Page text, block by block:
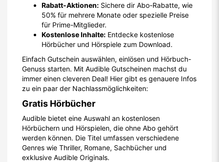
Rabatt-Aktionen: Sichere dir Abo-Rabatte, wie
50% für mehrere Monate oder spezielle Preise
für Prime-Mitglieder.
Kostenlose Inhalte: Entdecke kostenlose
Hörbücher und Hörspiele zum Download.
Einfach Gutschein auswählen, einlösen und Hörbuch-
Genuss starten. Mit Audible Gutscheinen machst du
immer einen cleveren Deal! Hier gibt es genauere Infos
zu ein paar der Nachlassmöglichkeiten:
Gratis Hörbücher
Audible bietet eine Auswahl an kostenlosen
Hörbüchern und Hörspielen, die ohne Abo gehört
werden können. Die Titel umfassen verschiedene
Genres wie Thriller, Romane, Sachbücher und
exklusive Audible Originals.